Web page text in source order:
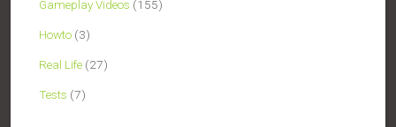
Gameplay Videos (155)
Howto (3)
Real Life (27)
Tests (7)